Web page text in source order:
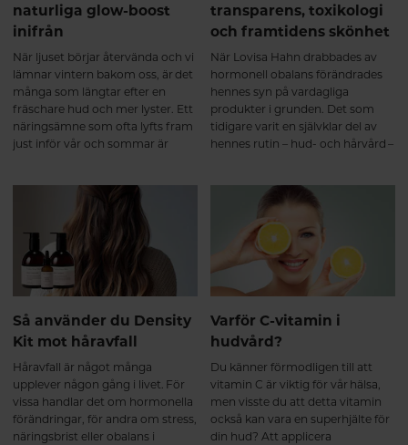
naturliga glow-boost
inifrån
När ljuset börjar återvända och vi
lämnar vintern bakom oss, är det
många som längtar efter en
fräschare hud och mer lyster. Ett
näringsämne som ofta lyfts fram
just inför vår och sommar är
transparens, toxikologi
och framtidens skönhet
När Lovisa Hahn drabbades av
hormonell obalans förändrades
hennes syn på vardagliga
produkter i grunden. Det som
tidigare varit en självklar del av
hennes rutin – hud- och hårvård –
Så använder du Density
Kit mot håravfall
Håravfall är något många
upplever någon gång i livet. För
vissa handlar det om hormonella
förändringar, för andra om stress,
näringsbrist eller obalans i
Varför C-vitamin i
hudvård?
Du känner förmodligen till att
vitamin C är viktig för vår hälsa,
men visste du att detta vitamin
också kan vara en superhjälte för
din hud? Att applicera